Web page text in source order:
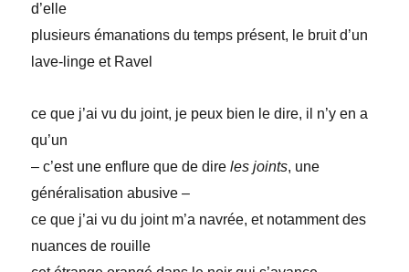
d’elle
plusieurs émanations du temps présent, le bruit d’un
lave-linge et Ravel
ce que j’ai vu du joint, je peux bien le dire, il n’y en a
qu’un
– c’est une enflure que de direles joints, une
généralisation abusive –
ce que j’ai vu du joint m’a navrée, et notamment des
nuances de rouille